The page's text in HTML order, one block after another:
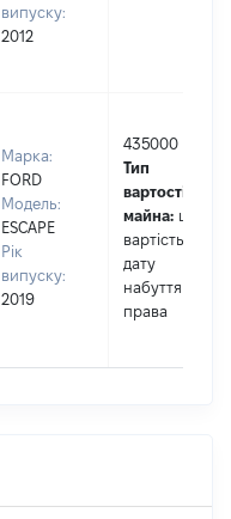
випуску:
2012
Марка:
FORD
Модель:
ESCAPE
Рік
випуску:
2019
435000
Тип
вартості
майна: це
вартість на
дату
набуття
права